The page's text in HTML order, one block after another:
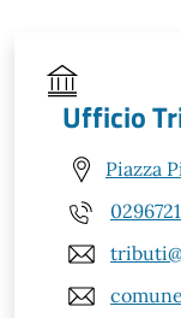
Ufficio
Piazza